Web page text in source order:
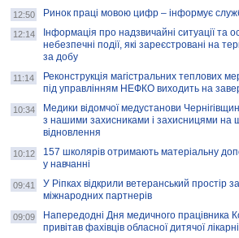
12:50 Ринок праці мовою цифр – інформує
12:14
Інформація про надзвичайні ситуації та
небезпечні події, які зареєстровані на
за добу
11:14
Реконструкція магістральних теплових
під управлінням НЕФКО виходить на
10:34
Медики відомчої медустанови
з нашими захисниками і захисницями на
відновлення
10:12
157 школярів отримають матеріальну
у навчанні
09:41
У Ріпках відкрили ветеранський простір
міжнародних партнерів
09:09
Напередодні Дня медичного працівника
привітав фахівців обласної дитячої лікарні